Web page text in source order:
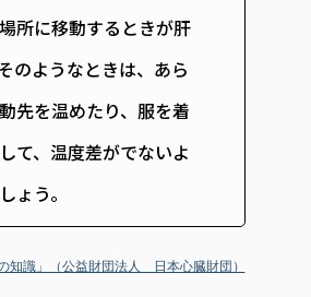
所に移動するときが肝
のようなときは、あら
先を温めたり、服を着
て、温度差がでないよ
ょう。
知識」（公益財団法人 日本心臓財団）